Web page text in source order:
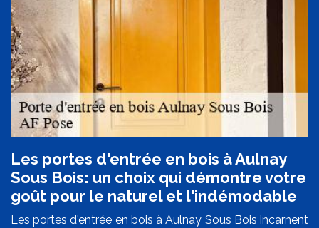
Les portes d'entrée en bois à Aulnay
Sous Bois: un choix qui démontre votre
goût pour le naturel et l'indémodable
Les portes d'entrée en bois à Aulnay Sous Bois incarnent